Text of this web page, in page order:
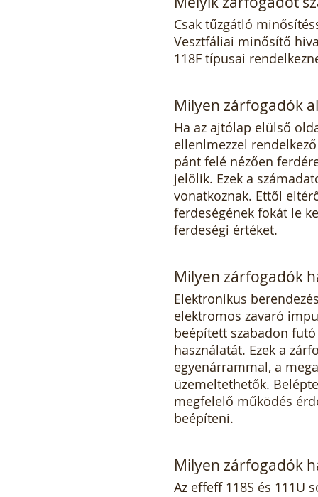
Csak tűzgátló
Vesztfáliai minősítő
118F típusai
Milyen zárfogadók
Ha az ajtólap elülső
ellenlmezzel
pánt felé nézően
jelölik. Ezek a
vonatkoznak. Ettől
ferdeségének fokát le
ferdeségi értéket.
Milyen zárfogadók
Elektronikus
elektromos zavaró
beépített szabadon
használatát. Ezek a
egyenárrammal, a
üzemeltethetők.
megfelelő működés
beépíteni.
Milyen zárfogadók
Az effeff 118S és 111U